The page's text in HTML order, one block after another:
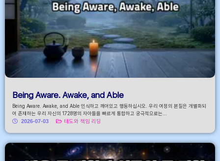
Being Aware. Awake, and Able
Being Aware. Awake, and Able 인식하고 깨어있고 행동하십시오. 우리 여정의 본질은 개별화되
어 존재하는 우리 자신의 1728명의 자아들을 빠르게 통합하고 궁극적으로는...
2026-07-03
태도와 책임 리딩